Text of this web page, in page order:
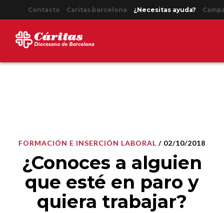
Contacto Caritas.barcelona ¿Necesitas ayuda?
FORMACIÓN E INSERCIÓN LABORAL / 02/10/2018
¿Conoces a alguien
que esté en paro y
quiera trabajar?